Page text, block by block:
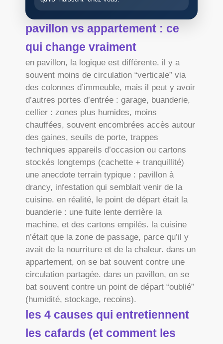
pavillon vs appartement : ce
qui change vraiment
en pavillon, la logique est différente. il y a
souvent moins de circulation “verticale” via
des colonnes d’immeuble, mais il peut y avoir
d’autres portes d’entrée : garage, buanderie,
cellier : zones plus humides, moins
chauffées, souvent encombrées accès autour
des gaines, seuils de porte, trappes
techniques appareils d’occasion ou cartons
stockés longtemps (cachette + tranquillité)
une anecdote terrain typique : pavillon à
drancy, infestation qui semblait venir de la
cuisine. en réalité, le point de départ était la
buanderie : une fuite lente derrière la
machine, et des cartons empilés. la cuisine
n’était que la zone de passage, parce qu’il y
avait de la nourriture et de la chaleur. dans un
appartement, on se bat souvent contre une
circulation partagée. dans un pavillon, on se
bat souvent contre un point de départ “oublié”
(humidité, stockage, recoins).
les 4 causes qui entretiennent
les cafards (et comment les